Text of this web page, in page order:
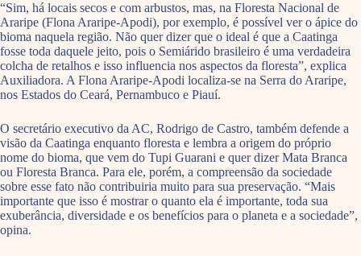
“Sim, há locais secos e com arbustos, mas, na Floresta Nacional de
Araripe (Flona Araripe-Apodi), por exemplo, é possível ver o ápice do
bioma naquela região. Não quer dizer que o ideal é que a Caatinga
fosse toda daquele jeito, pois o Semiárido brasileiro é uma verdadeira
colcha de retalhos e isso influencia nos aspectos da floresta”, explica
Auxiliadora. A Flona Araripe-Apodi localiza-se na Serra do Araripe,
nos Estados do Ceará, Pernambuco e Piauí.
O secretário executivo da AC, Rodrigo de Castro, também defende a
visão da Caatinga enquanto floresta e lembra a origem do próprio
nome do bioma, que vem do Tupi Guarani e quer dizer Mata Branca
ou Floresta Branca. Para ele, porém, a compreensão da sociedade
sobre esse fato não contribuiria muito para sua preservação. “Mais
importante que isso é mostrar o quanto ela é importante, toda sua
exuberância, diversidade e os benefícios para o planeta e a sociedade”,
opina.